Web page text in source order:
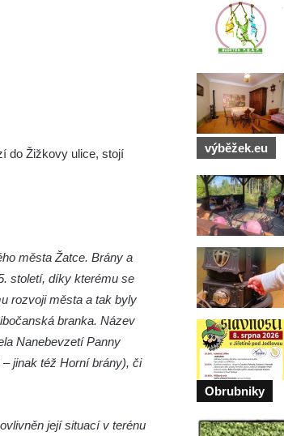
do Žižkovy ulice, stojí
města Žatce. Brány a
století, díky kterému se
rozvoji města a tak byly
branka. Název
Nanebevzetí Panny
jinak též Horní brány), či
její situací v terénu
výběžek.eu
Obrubniky